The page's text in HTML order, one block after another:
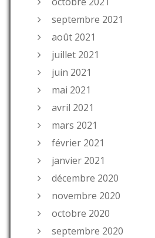
septembre 2021
août 2021
juillet 2021
juin 2021
mai 2021
avril 2021
mars 2021
février 2021
janvier 2021
décembre 2020
novembre 2020
octobre 2020
septembre 2020